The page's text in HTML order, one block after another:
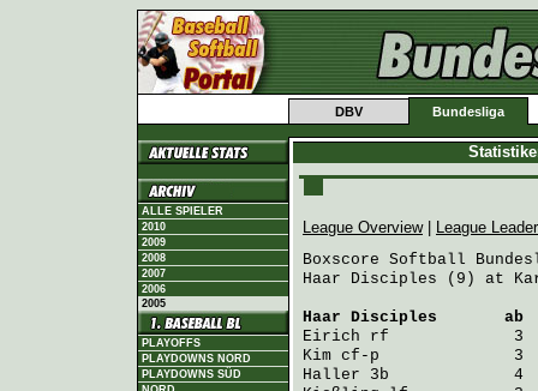
DBV Bundesliga
ALLE SPIELER
2010
2009
2008
2007
2006
2005
PLAYOFFS
PLAYDOWNS NORD
PLAYDOWNS SÜD
League Overview|
League
Boxscore Softball
Haar Disciples (9) at
Haar Disciples
ab
Eirich
Kim
Haller